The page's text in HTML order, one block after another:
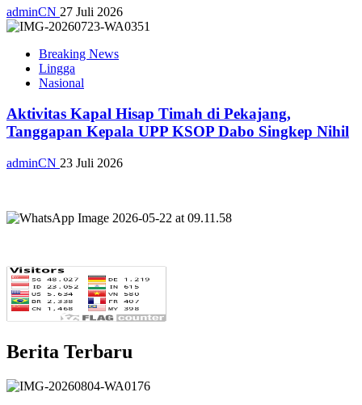
adminCN 27 Juli 2026
Breaking News
Lingga
Nasional
Aktivitas Kapal Hisap Timah di Pekajang,
Tanggapan Kepala UPP KSOP Dabo Singkep Nihil
adminCN 23 Juli 2026
Berita Terbaru